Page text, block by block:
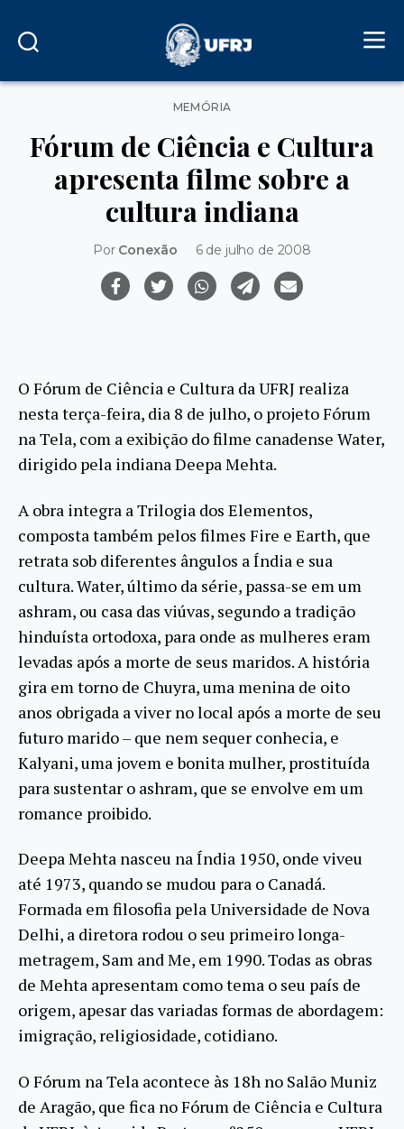
Categorias
MEMÓRIA
Fórum de Ciência e Cultura
apresenta filme sobre a
cultura indiana
Por Conexão 6 de julho de 2008
O Fórum de Ciência e Cultura da UFRJ realiza
nesta terça-feira, dia 8 de julho, o projeto Fórum
na Tela, com a exibição do filme canadense Water,
dirigido pela indiana Deepa Mehta.
A obra integra a Trilogia dos Elementos,
composta também pelos filmes Fire e Earth, que
retrata sob diferentes ângulos a Índia e sua
cultura. Water, último da série, passa-se em um
ashram, ou casa das viúvas, segundo a tradição
hinduísta ortodoxa, para onde as mulheres eram
levadas após a morte de seus maridos. A história
gira em torno de Chuyra, uma menina de oito
anos obrigada a viver no local após a morte de seu
futuro marido – que nem sequer conhecia, e
Kalyani, uma jovem e bonita mulher, prostituída
para sustentar o ashram, que se envolve em um
romance proibido.
Deepa Mehta nasceu na Índia 1950, onde viveu
até 1973, quando se mudou para o Canadá.
Formada em filosofia pela Universidade de Nova
Delhi, a diretora rodou o seu primeiro longa-
metragem, Sam and Me, em 1990. Todas as obras
de Mehta apresentam como tema o seu país de
origem, apesar das variadas formas de abordagem:
imigração, religiosidade, cotidiano.
O Fórum na Tela acontece às 18h no Salão Muniz
de Aragão, que fica no Fórum de Ciência e Cultura